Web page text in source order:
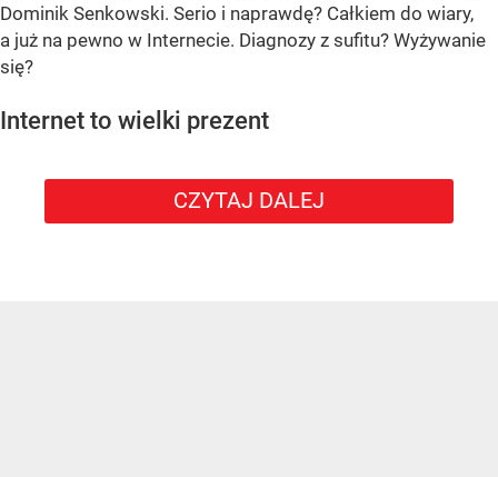
Dominik Senkowski. Serio i naprawdę? Całkiem do wiary,
a już na pewno w Internecie. Diagnozy z sufitu? Wyżywanie
się?
Internet to wielki prezent
CZYTAJ DALEJ